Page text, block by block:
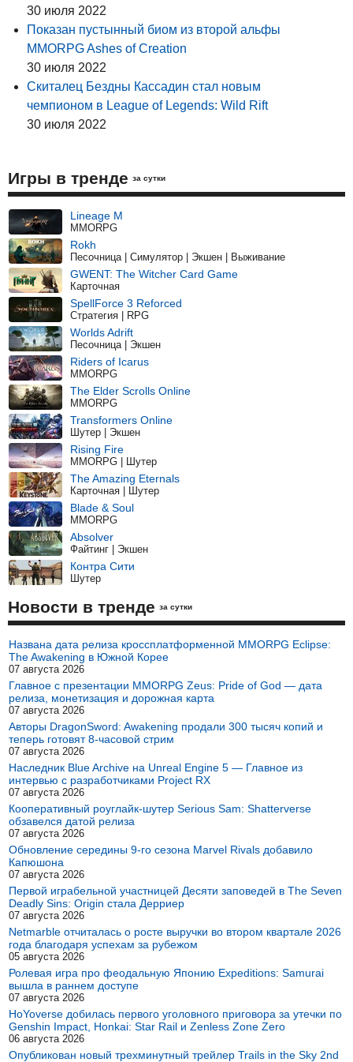
30 июля 2022
Показан пустынный биом из второй альфы
MMORPG Ashes of Creation
30 июля 2022
Скиталец Бездны Кассадин стал новым
чемпионом в League of Legends: Wild Rift
30 июля 2022
Игры в тренде за сутки
Lineage M
MMORPG
Rokh
Песочница | Симулятор | Экшен | Выживание
GWENT: The Witcher Card Game
Карточная
SpellForce 3 Reforced
Стратегия | RPG
Worlds Adrift
Песочница | Экшен
Riders of Icarus
MMORPG
The Elder Scrolls Online
MMORPG
Transformers Online
Шутер | Экшен
Rising Fire
MMORPG | Шутер
The Amazing Eternals
Карточная | Шутер
Blade & Soul
MMORPG
Absolver
Файтинг | Экшен
Контра Сити
Шутер
Новости в тренде за сутки
Названа дата релиза кроссплатформенной MMORPG Eclipse:
The Awakening в Южной Корее
07 августа 2026
Главное с презентации MMORPG Zeus: Pride of God — дата
релиза, монетизация и дорожная карта
07 августа 2026
Авторы DragonSword: Awakening продали 300 тысяч копий и
теперь готовят 8-часовой стрим
07 августа 2026
Наследник Blue Archive на Unreal Engine 5 — Главное из
интервью с разработчиками Project RX
07 августа 2026
Кооперативный роуглайк-шутер Serious Sam: Shatterverse
обзавелся датой релиза
07 августа 2026
Обновление середины 9-го сезона Marvel Rivals добавило
Капюшона
07 августа 2026
Первой играбельной участницей Десяти заповедей в The Seven
Deadly Sins: Origin стала Дерриер
07 августа 2026
Netmarble отчиталась о росте выручки во втором квартале 2026
года благодаря успехам за рубежом
05 августа 2026
Ролевая игра про феодальную Японию Expeditions: Samurai
вышла в раннем доступе
07 августа 2026
HoYoverse добилась первого уголовного приговора за утечки по
Genshin Impact, Honkai: Star Rail и Zenless Zone Zero
06 августа 2026
Опубликован новый трехминутный трейлер Trails in the Sky 2nd